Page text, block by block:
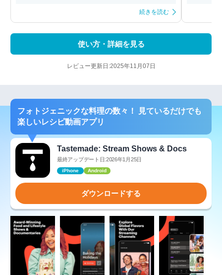
続きを読む
使い方・詳細を見る
レビュー更新日:2025年11月07日
フォトジェニックな料理の数々！ 見ているだけでも
楽しいレシピ動画アプリ
Tastemade: Stream Shows & Docs
最終アップデート日:2026年1月25日
iPhone Android
ダウンロードする